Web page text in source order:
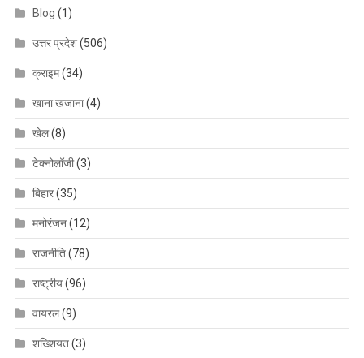
Blog (1)
उत्तर प्रदेश(506)
क्राइम(34)
खाना खजाना(4)
खेल(8)
टेक्नोलॉजी(3)
बिहार(35)
मनोरंजन(12)
राजनीति(78)
राष्ट्रीय(96)
वायरल(9)
शख्शियत(3)